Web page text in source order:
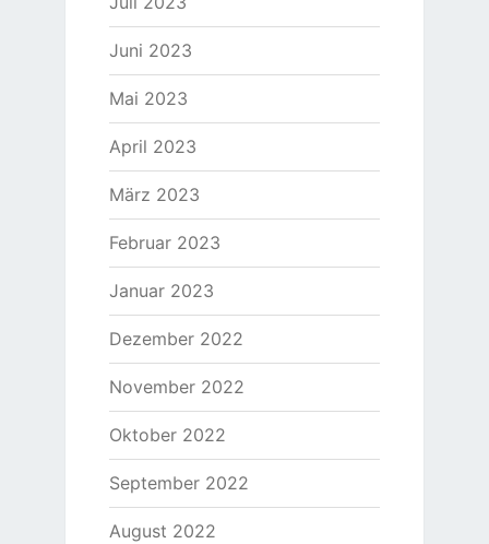
Juni 2023
Mai 2023
April 2023
März 2023
Februar 2023
Januar 2023
Dezember 2022
November 2022
Oktober 2022
September 2022
August 2022